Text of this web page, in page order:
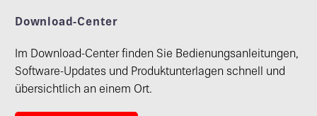
Download-Center
Im Download-Center finden Sie Bedienungsanleitungen,
Software-Updates und Produktunterlagen schnell und
übersichtlich an einem Ort.